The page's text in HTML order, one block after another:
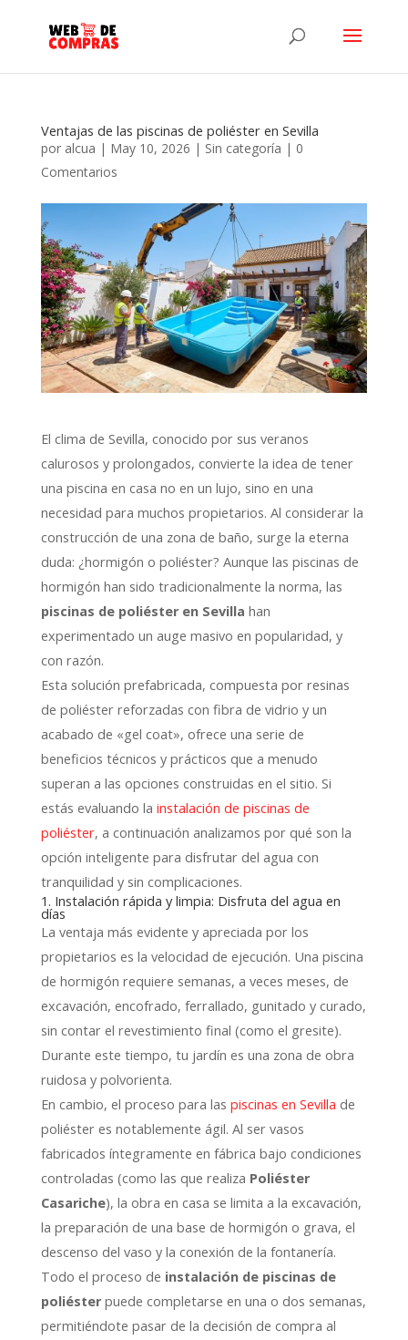
Ventajas de las piscinas de poliéster en Sevilla
por alcua | May 10, 2026 | Sin categoría | 0
Comentarios
El clima de Sevilla, conocido por sus veranos
calurosos y prolongados, convierte la idea de tener
una piscina en casa no en un lujo, sino en una
necesidad para muchos propietarios. Al considerar la
construcción de una zona de baño, surge la eterna
duda: ¿hormigón o poliéster? Aunque las piscinas de
hormigón han sido tradicionalmente la norma, las
piscinas de poliéster en Sevilla han
experimentado un auge masivo en popularidad, y
con razón.
Esta solución prefabricada, compuesta por resinas
de poliéster reforzadas con fibra de vidrio y un
acabado de «gel coat», ofrece una serie de
beneficios técnicos y prácticos que a menudo
superan a las opciones construidas en el sitio. Si
estás evaluando la instalación de piscinas de
poliéster, a continuación analizamos por qué son la
opción inteligente para disfrutar del agua con
tranquilidad y sin complicaciones.
1. Instalación rápida y limpia: Disfruta del agua en
días
La ventaja más evidente y apreciada por los
propietarios es la velocidad de ejecución. Una piscina
de hormigón requiere semanas, a veces meses, de
excavación, encofrado, ferrallado, gunitado y curado,
sin contar el revestimiento final (como el gresite).
Durante este tiempo, tu jardín es una zona de obra
ruidosa y polvorienta.
En cambio, el proceso para las piscinas en Sevilla de
poliéster es notablemente ágil. Al ser vasos
fabricados íntegramente en fábrica bajo condiciones
controladas (como las que realiza Poliéster
Casariche), la obra en casa se limita a la excavación,
la preparación de una base de hormigón o grava, el
descenso del vaso y la conexión de la fontanería.
Todo el proceso de instalación de piscinas de
poliésterpuede completarse en una o dos semanas,
permitiéndote pasar de la decisión de compra al